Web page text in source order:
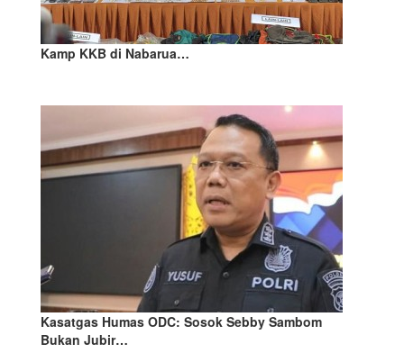
Kamp KKB di Nabarua…
Kasatgas Humas ODC: Sosok Sebby Sambom
Bukan Jubir…